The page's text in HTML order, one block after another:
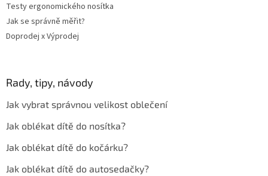
Testy ergonomického nosítka
Jak se správně měřit?
Doprodej x Výprodej
Rady, tipy, návody
Jak vybrat správnou velikost oblečení
Jak oblékat dítě do nosítka?
Jak oblékat dítě do kočárku?
Jak oblékat dítě do autosedačky?